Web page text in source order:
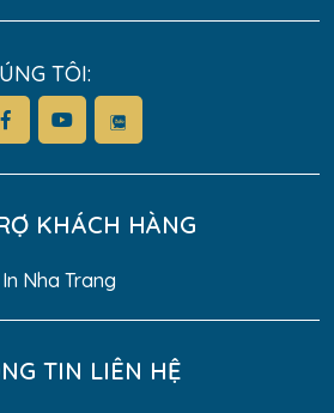
TÔI:
KHÁCH HÀNG
Nha Trang
TIN LIÊN HỆ